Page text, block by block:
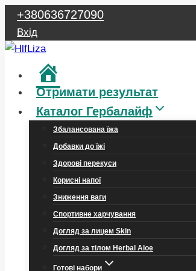
Перейти
вмісту
+380636727090
Вхід
Отримати результат
Каталог Гербалайф
Збалансована їжа
Добавки до їжі
Здорові перекуси
Корисні напої
Зниження ваги
Спортивне харчування
Догляд за лицем Skin
Догляд за тілом Herbal Aloe
Готові набори